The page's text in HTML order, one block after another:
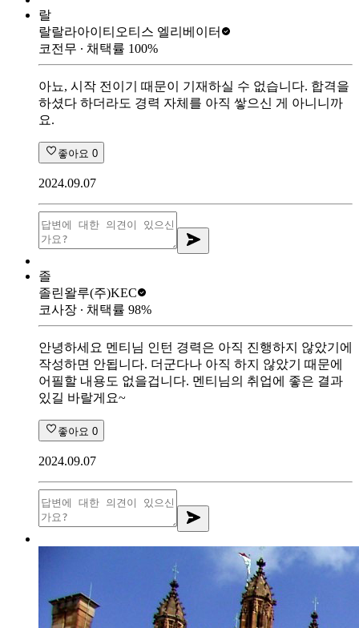
랄
랄랄라아이티 오티스 엘리베이터
코전무 ∙ 채택률 100%
아뇨, 시작 전이기 때문이 기재하실 수 없습니다. 합격을
하셨다 하더라도 경력 자체를 아직 쌓으신 게 아니니까
요.
좋아요 0
2024.09.07
졸
졸린왈루(주)KEC
코사장 ∙ 채택률 98%
안녕하세요 멘티님 인턴 경력은 아직 진행하지 않았기에
작성하면 안됩니다. 더군다나 아직 하지 않았기 때문에
어필할 내용도 없을겁니다. 멘티님의 취업에 좋은 결과
있길 바랄게요~
좋아요 0
2024.09.07